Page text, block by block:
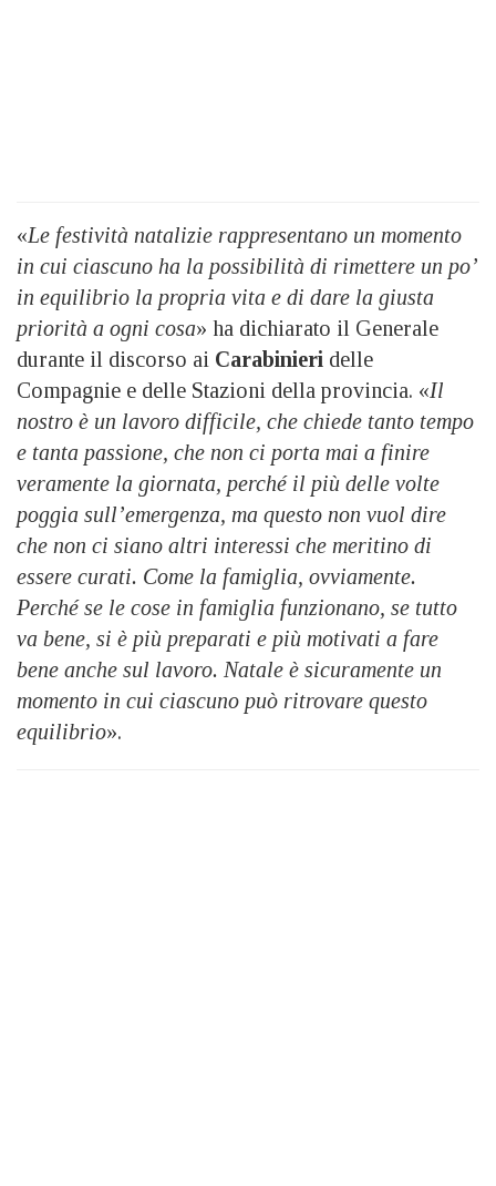
«Le festività natalizie rappresentano un momento
in cui ciascuno ha la possibilità di rimettere un po’
in equilibrio la propria vita e di dare la giusta
priorità a ogni cosa» ha dichiarato il Generale
durante il discorso ai Carabinieri delle
Compagnie e delle Stazioni della provincia. «Il
nostro è un lavoro difficile, che chiede tanto tempo
e tanta passione, che non ci porta mai a finire
veramente la giornata, perché il più delle volte
poggia sull’emergenza, ma questo non vuol dire
che non ci siano altri interessi che meritino di
essere curati. Come la famiglia, ovviamente.
Perché se le cose in famiglia funzionano, se tutto
va bene, si è più preparati e più motivati a fare
bene anche sul lavoro. Natale è sicuramente un
momento in cui ciascuno può ritrovare questo
equilibrio».